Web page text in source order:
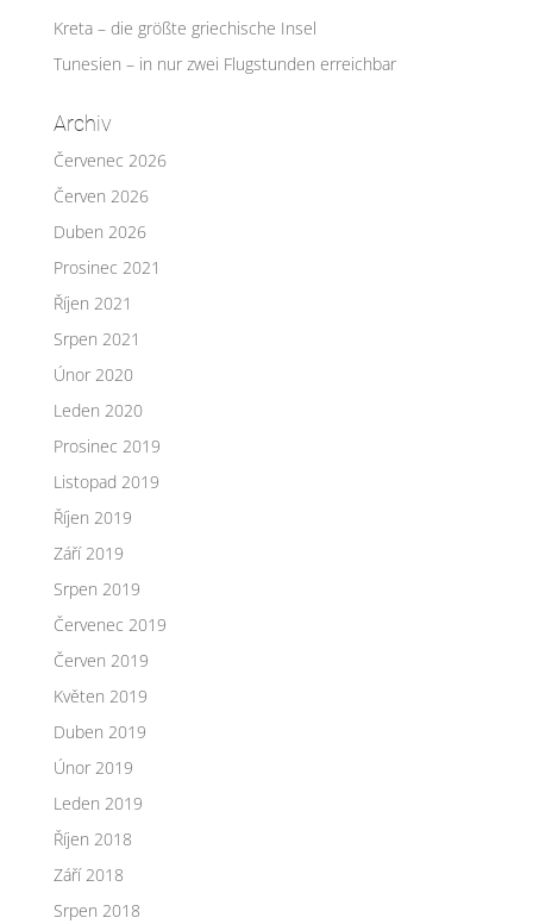
Kreta – die größte griechische Insel
Tunesien – in nur zwei Flugstunden erreichbar
Archiv
Červenec 2026
Červen 2026
Duben 2026
Prosinec 2021
Říjen 2021
Srpen 2021
Únor 2020
Leden 2020
Prosinec 2019
Listopad 2019
Říjen 2019
Září 2019
Srpen 2019
Červenec 2019
Červen 2019
Květen 2019
Duben 2019
Únor 2019
Leden 2019
Říjen 2018
Září 2018
Srpen 2018